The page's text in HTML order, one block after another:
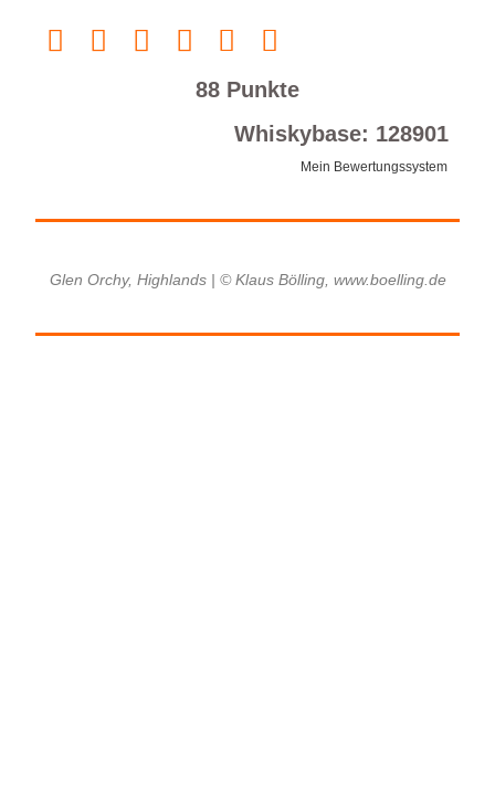
88 Punkte
Whiskybase: 128901
Mein Bewertungssystem
Glen Orchy, Highlands | © Klaus Bölling, www.boelling.de